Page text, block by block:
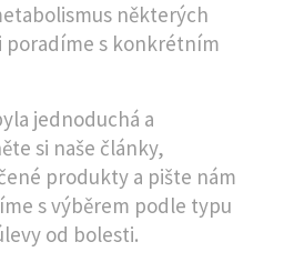
některých
poradíme s konkrétním
jednoduchá a
si naše články,
produkty a pište nám
s výběrem podle typu
od bolesti.